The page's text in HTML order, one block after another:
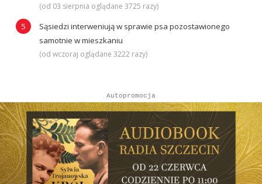
(od 03 sierpnia oglądane 3725 razy)
Sąsiedzi interweniują w sprawie psa pozostawionego
samotnie w mieszkaniu
(od wczoraj oglądane 3222 razy)
Autopromocja